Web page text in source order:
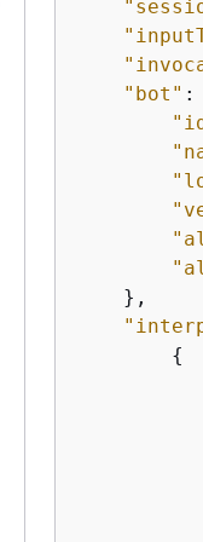
"bot" :
    },
{